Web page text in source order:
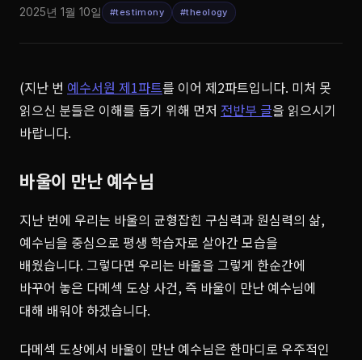
2025년 1월 10일 #testimony #theology
(지난 번 예수서원 제1파트를 이어 제2파트입니다. 미처 못
읽으신 분들은 이해를 돕기 위해 먼저 전반부 글을 읽으시기
바랍니다.
바울이 만난 예수님
지난 번에 우리는 바울의 균형잡힌 구심력과 원심력의 삶,
예수님을 중심으로 평생 학습자로 살아간 모습을
배웠습니다. 그렇다면 우리는 바울을 그렇게 한순간에
바꾸어 놓은 다메섹 도상 사건, 즉 바울이 만난 예수님에
대해 배워야 하겠습니다.
다메섹 도상에서 바울이 만난 예수님은 한마디로 우주적인